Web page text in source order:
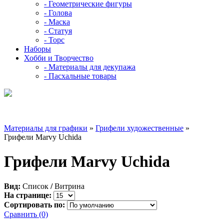
- Геометрические фигуры
- Голова
- Маска
- Статуя
- Торс
Наборы
Хобби и Творчество
- Материалы для декупажа
- Пасхальные товары
Материалы для графики » Грифели художественные »
Грифели Marvy Uchida
Грифели Marvy Uchida
Вид: Список / Витрина
На странице:
Сортировать по:
Сравнить (0)